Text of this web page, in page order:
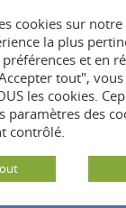
maison de
cookies sur
la plus
et en
tout",
les cookies.
paramètres des
contrôlé.